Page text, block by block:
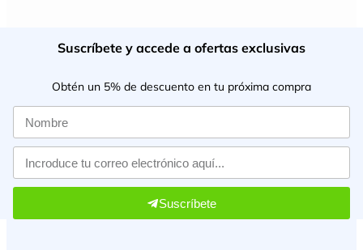
Suscríbete y accede a ofertas exclusivas
Obtén un 5% de descuento en tu próxima compra
Suscríbete